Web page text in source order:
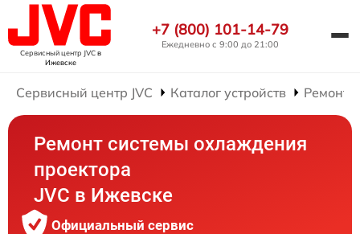
Сервисный центр JVCв
Ижевске
+7 (800) 101-14-79
Ежедневно с 9:00 до 21:00
Сервисный центр JVC Каталог устройств Ремонт
Ремонт системы охлаждения
проектора
JVC в Ижевске
Официальный сервис